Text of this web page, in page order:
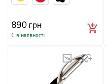
890грн
Є в наявності